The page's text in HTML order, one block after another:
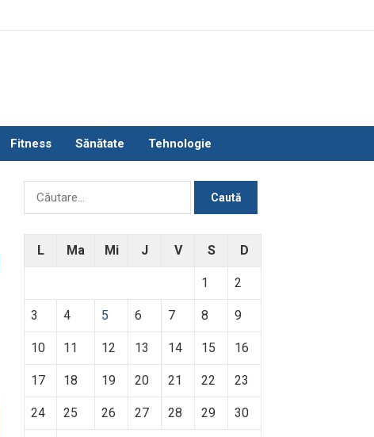
Fitness Sănătate Tehnologie
Caută
L Ma Mi J V S D
1 2
3 4 5 6 7 8 9
10 11 12 13 14 15 16
17 18 19 20 21 22 23
24 25 26 27 28 29 30